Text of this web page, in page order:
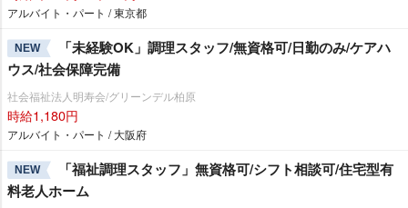
アルバイト・パート / 東京都
NEW
「未経験OK」調理スタッフ/無資格可/日勤のみ/ケアハ
ウス/社会保障完備
社会福祉法人明寿会/グリーンデル柏原
時給1,180円
アルバイト・パート / 大阪府
NEW
「福祉調理スタッフ」無資格可/シフト相談可/住宅型有
料老人ホーム